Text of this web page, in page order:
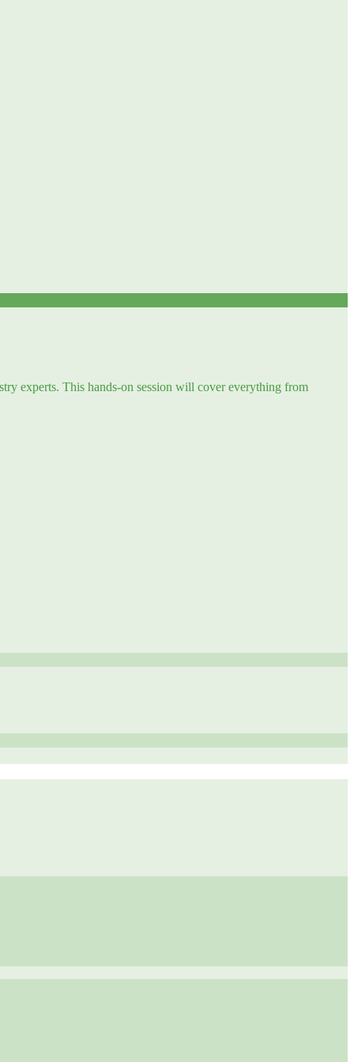
experts. This hands-on session will cover everything from